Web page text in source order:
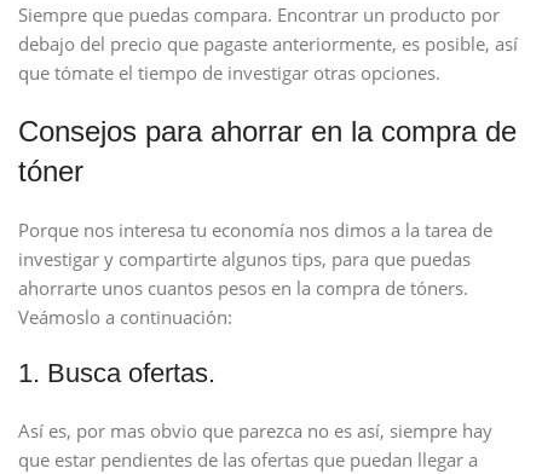
Siempre que puedas compara. Encontrar un producto por
debajo del precio que pagaste anteriormente, es posible, así
que tómate el tiempo de investigar otras opciones.
Consejos para ahorrar en la compra de
tóner
Porque nos interesa tu economía nos dimos a la tarea de
investigar y compartirte algunos tips, para que puedas
ahorrarte unos cuantos pesos en la compra de tóners.
Veámoslo a continuación:
1. Busca ofertas.
Así es, por mas obvio que parezca no es así, siempre hay
que estar pendientes de las ofertas que puedan llegar a